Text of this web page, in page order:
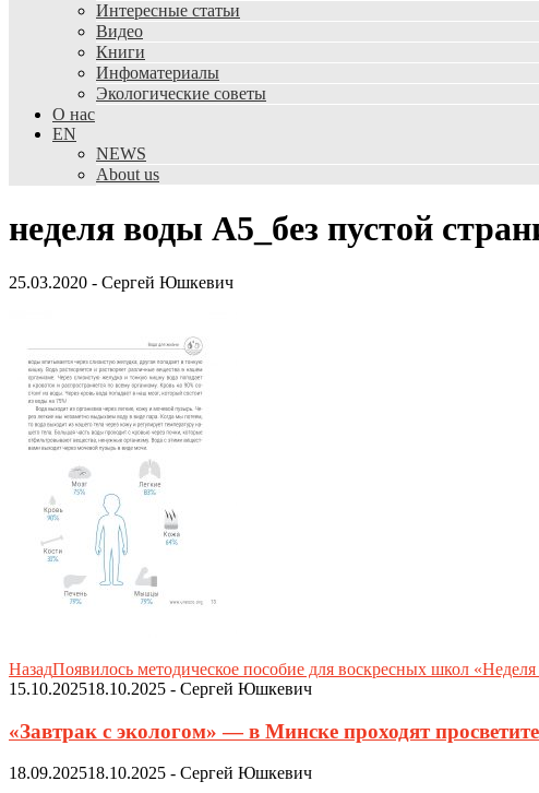
Интересные статьи
Видео
Книги
Инфоматериалы
Экологические советы
О нас
EN
NEWS
About us
неделя воды А5_без пустой
25.03.2020 - Сергей Юшкевич
НазадПоявилось методическое пособие для воскресных школ
15.10.202518.10.2025 - Сергей Юшкевич
«Завтрак с экологом» — в Минске проходят
18.09.202518.10.2025 - Сергей Юшкевич